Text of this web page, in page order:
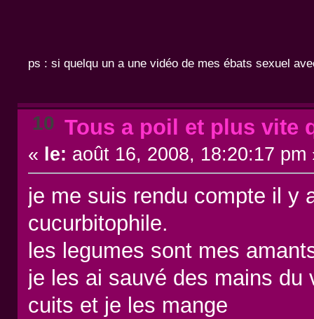
ps : si quelqu un a une vidéo de mes ébats sexuel
10 Tous a poil et plus vite
« le: août 16, 2008, 18:20:17 pm
je me suis rendu compte il y
cucurbitophile.
les legumes sont mes
je les ai sauvé des mains
cuits et je les mange